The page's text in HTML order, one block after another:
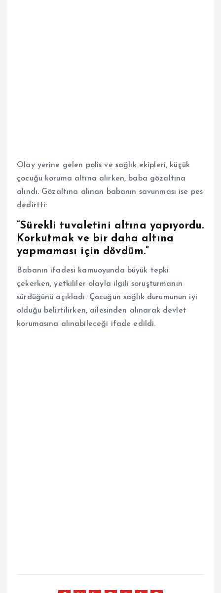
Olay yerine gelen polis ve sağlık ekipleri, küçük
çocuğu koruma altına alırken, baba gözaltına
alındı. Gözaltına alınan babanın savunması ise pes
dedirtti:
“Sürekli tuvaletini altına yapıyordu.
Korkutmak ve bir daha altına
yapmaması için dövdüm.”
Babanın ifadesi kamuoyunda büyük tepki
çekerken, yetkililer olayla ilgili soruşturmanın
sürdüğünü açıkladı. Çocuğun sağlık durumunun iyi
olduğu belirtilirken, ailesinden alınarak devlet
korumasına alınabileceği ifade edildi.